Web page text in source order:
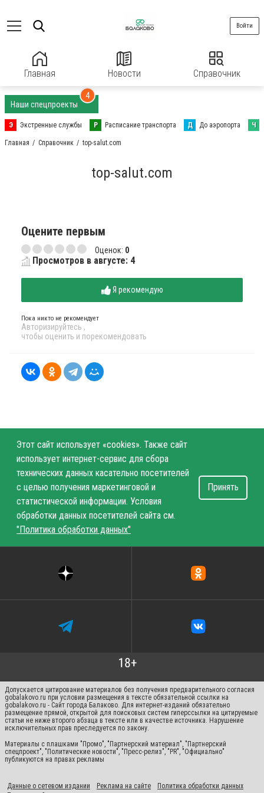
Главная Новости Справочник
Войти
Наши спецпроекты
4
Э Экстренные службы Р Расписание транспорта Д До аэропорта Ч
Главная Справочник top-salut.com
top-salut.com
Оцените первым
Оценок: 0
Просмотров в августе: 4
Я рекомендую
Пока никто не рекомендует
Авторизируйтесь ,
чтобы оценить и порекомендовать
Этот сайт использует «cookies». Также сайт
использует интернет-сервис для сбора
технических данных касательно посетителей
с целью получения маркетинговой и
статистической информации. Условия
обработки данных посетителей сайта см.
"Политика обработки данных"
Принять
Допускается цитирование материалов без получения предварительного согласия
gobalakovo.ru при условии размещения в тексте обязательной ссылки на
gobalakovo.ru - Сайт города Балаково. Для интернет-изданий обязательно
размещение прямой, открытой для поисковых систем гиперссылки на цитируемые
статьи не ниже второго абзаца в тексте или в качестве источника. Нарушение
исключительных прав преследуется по закону.
Материалы с плашками "Промо", "Партнерский материал", "Партнерский
спецпроект", "Политические новости", "Пресс-релиз", "PR", "Официально"
публикуются на правах рекламы
Данные о сетевом издании Реклама на сайте
Политика обработки данных